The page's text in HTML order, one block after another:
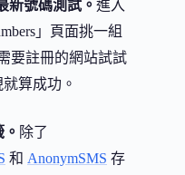
新號碼測試。 進入
」頁面挑一組
要註冊的網站試試
算成功。
除了
和 AnonymSMS 存